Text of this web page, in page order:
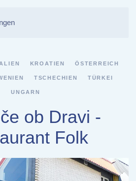
KROATIEN ÖSTERREICH
TSCHECHIEN TÜRKEI
UNGARN
ob Dravi -
Folk